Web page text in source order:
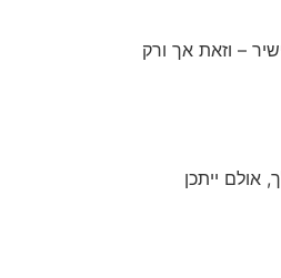
– וזאת אך ורק
אולם ייתכן